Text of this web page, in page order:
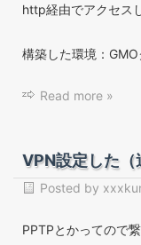
http経由でアクセス
構築した環境：
Read more »
VPN設定した（
Posted by
PPTPとかってので